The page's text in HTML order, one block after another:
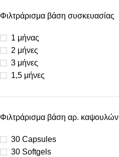
Φιλτράρισμα βάση συσκευασίας
1 μήνας
2 μήνες
3 μήνες
1,5 μήνες
Φιλτράρισμα βάση αρ. καψουλών
30 Capsules
30 Softgels